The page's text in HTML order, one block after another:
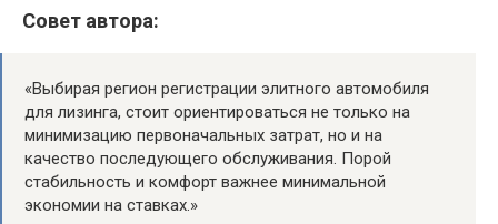
Совет автора:
«Выбирая регион регистрации элитного автомобиля
для лизинга, стоит ориентироваться не только на
минимизацию первоначальных затрат, но и на
качество последующего обслуживания. Порой
стабильность и комфорт важнее минимальной
экономии на ставках.»